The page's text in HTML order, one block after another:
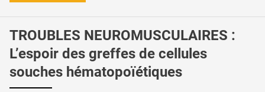
TROUBLES NEUROMUSCULAIRES :
L’espoir des greffes de cellules
souches hématopoïétiques